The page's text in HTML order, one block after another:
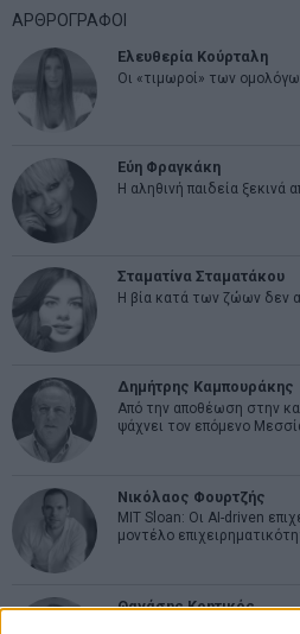
ΑΡΘΡΟΓΡΑΦΟΙ
Ελευθερία Κούρταλη
Οι «τιμωροί» των
Εύη Φραγκάκη
Η αληθινή παιδεία ξεκινά
Σταματίνα Σταματάκου
Η βία κατά των ζώων δεν
Δημήτρης Καμπουράκης
Από την αποθέωση στην
ψάχνει τον επόμενο
Νικόλαος Φουρτζής
MIT Sloan: Οι AI-driven
μοντέλο
Θανάσης Κρητικός